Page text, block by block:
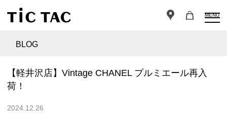
MENU
BLOG
【軽井沢店】Vintage CHANEL プルミエール再入
荷！
2024.12.26